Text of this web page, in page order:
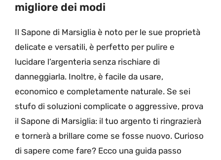
migliore dei modi
Il Sapone di Marsiglia è noto per le sue proprietà
delicate e versatili, è perfetto per pulire e
lucidare l’argenteria senza rischiare di
danneggiarla. Inoltre, è facile da usare,
economico e completamente naturale. Se sei
stufo di soluzioni complicate o aggressive, prova
il Sapone di Marsiglia: il tuo argento ti ringrazierà
e tornerà a brillare come se fosse nuovo. Curioso
di sapere come fare? Ecco una guida passo